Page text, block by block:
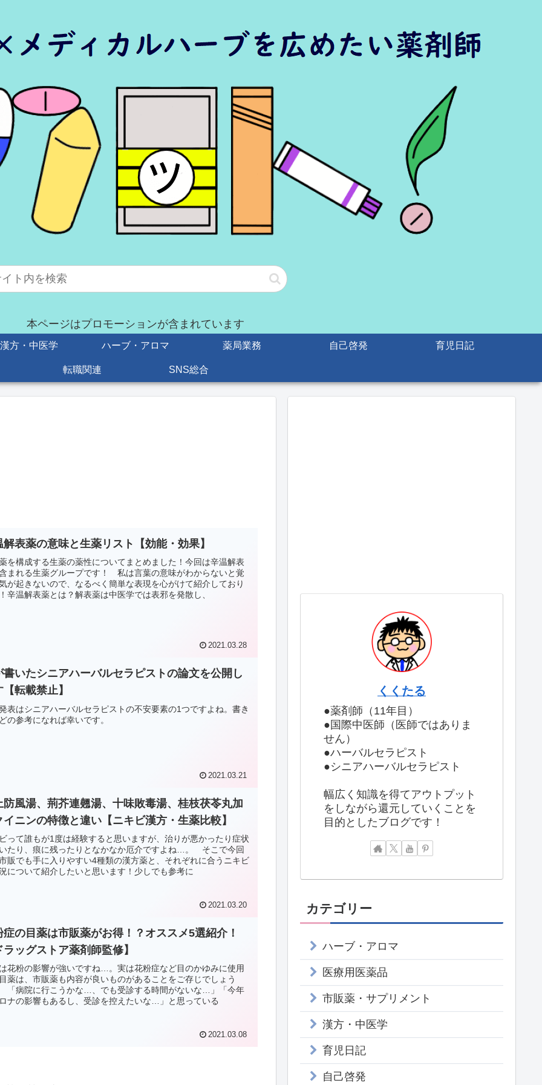
本ページはプロモーションが含まれています
漢方・中医学 ハーブ・アロマ 薬局業務 自己啓発 育児日記
転職関連 SNS総合
解表薬の意味と生薬リスト【効能・効果】
を構成する生薬の薬性についてまとめました！今回は辛温解表
まれる生薬グループです！ 私は言葉の意味がわからないと覚
が起きないので、なるべく簡単な表現を心がけて紹介しており
辛温解表薬とは？解表薬は中医学では表邪を発散し、
2021.03.28
書いたシニアハーバルセラピストの論文を公開し
【転載禁止】
表はシニアハーバルセラピストの不安要素の1つですよね。書き
の参考になれば幸いです。
2021.03.21
防風湯、荊芥連翹湯、十味敗毒湯、桂枝茯苓丸加
イニンの特徴と違い【ニキビ漢方・生薬比較】
って誰もが1度は経験すると思いますが、治りが悪かったり症状
たり、痕に残ったりとなかなか厄介ですよね…。 そこで今回
販でも手に入りやすい4種類の漢方薬と、それぞれに合うニキビ
について紹介したいと思います！少しでも参考に
2021.03.20
症の目薬は市販薬がお得！？オススメ5選紹介！
ラッグストア薬剤師監修】
花粉の影響が強いですね…。実は花粉症など目のかゆみに使用
薬は、市販薬も内容が良いものがあることをご存じでしょう
「病院に行こうかな…、でも受診する時間がないな…」「今年
ナの影響もあるし、受診を控えたいな…」と思っている
2021.03.08
くくたる
●薬剤師（11年目）
●国際中医師（医師ではありま
せん）
●ハーバルセラピスト
●シニアハーバルセラピスト
幅広く知識を得てアウトプット
をしながら還元していくことを
目的としたブログです！
カテゴリー
ハーブ・アロマ
医療用医薬品
市販薬・サプリメント
漢方・中医学
育児日記
自己啓発